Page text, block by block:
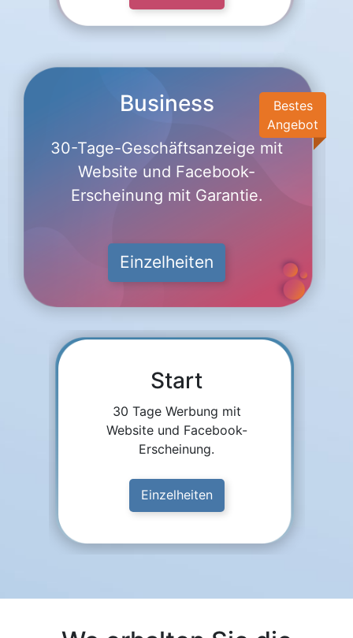
Bestes
Angebot
Business
30-Tage-Geschäftsanzeige mit
Website und Facebook-
Erscheinung mit Garantie.
Einzelheiten
Start
30 Tage Werbung mit
Website und Facebook-
Erscheinung.
Einzelheiten